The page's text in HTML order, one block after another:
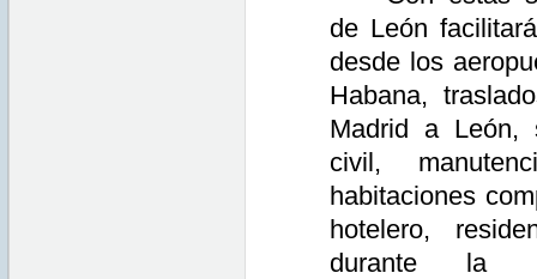
de León
desde los
Habana,
Madrid a León,
civil,
habitaciones
hotelero,
durante la